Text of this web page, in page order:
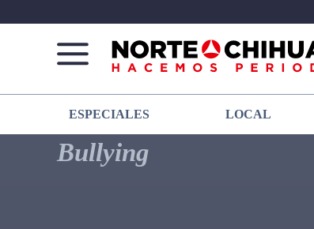
Norte
De
Chihuahua
Más
que
noticias,
hacemos periodismo
ESPECIALES LOCAL
Bullying